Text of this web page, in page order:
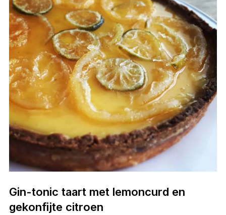
Gin-tonic taart met lemoncurd en
gekonfijte citroen